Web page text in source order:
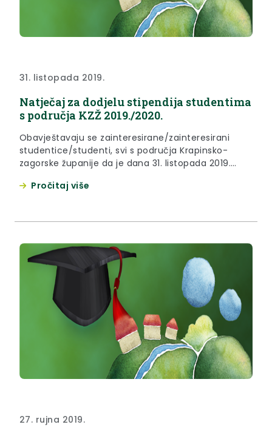
31. listopada 2019.
Natječaj za dodjelu stipendija studentima
s područja KZŽ 2019./2020.
Obavještavaju se zainteresirane/zainteresirani
studentice/studenti, svi s područja Krapinsko-
zagorske županije da je dana 31. listopada 2019.
akademskoj godini 2019./2020. god.
Pročitaj više
27. rujna 2019.